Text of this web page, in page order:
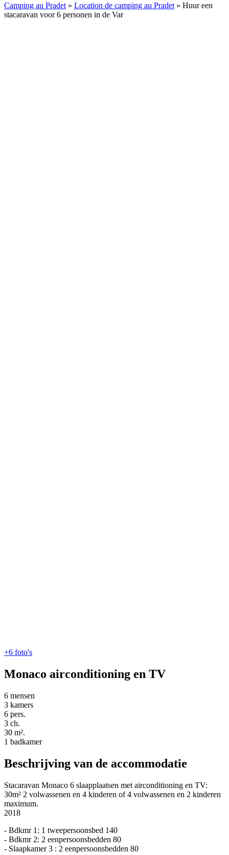
Camping au Pradet » Location de camping au Pradet » Huur een
stacaravan voor 6 personen in de Var
+6 foto's
Monaco airconditioning en TV
6 mensen
3 kamers
6 pers.
3 ch.
30 m².
1 badkamer
Beschrijving van de accommodatie
Stacaravan Monaco 6 slaapplaatsen met airconditioning en TV:
30m² 2 volwassenen en 4 kinderen of 4 volwassenen en 2 kinderen
maximum.
2018
- Bdkmr 1: 1 tweepersoonsbed 140
- Bdkmr 2: 2 eenpersoonsbedden 80
- Slaapkamer 3 : 2 eenpersoonsbedden 80